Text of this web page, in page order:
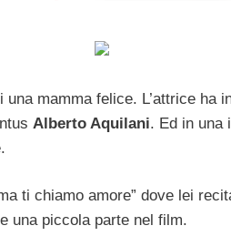
una mamma felice. L’attrice ha
Alberto Aquilani. Ed in una
ti chiamo amore” dove lei
una piccola parte nel film.